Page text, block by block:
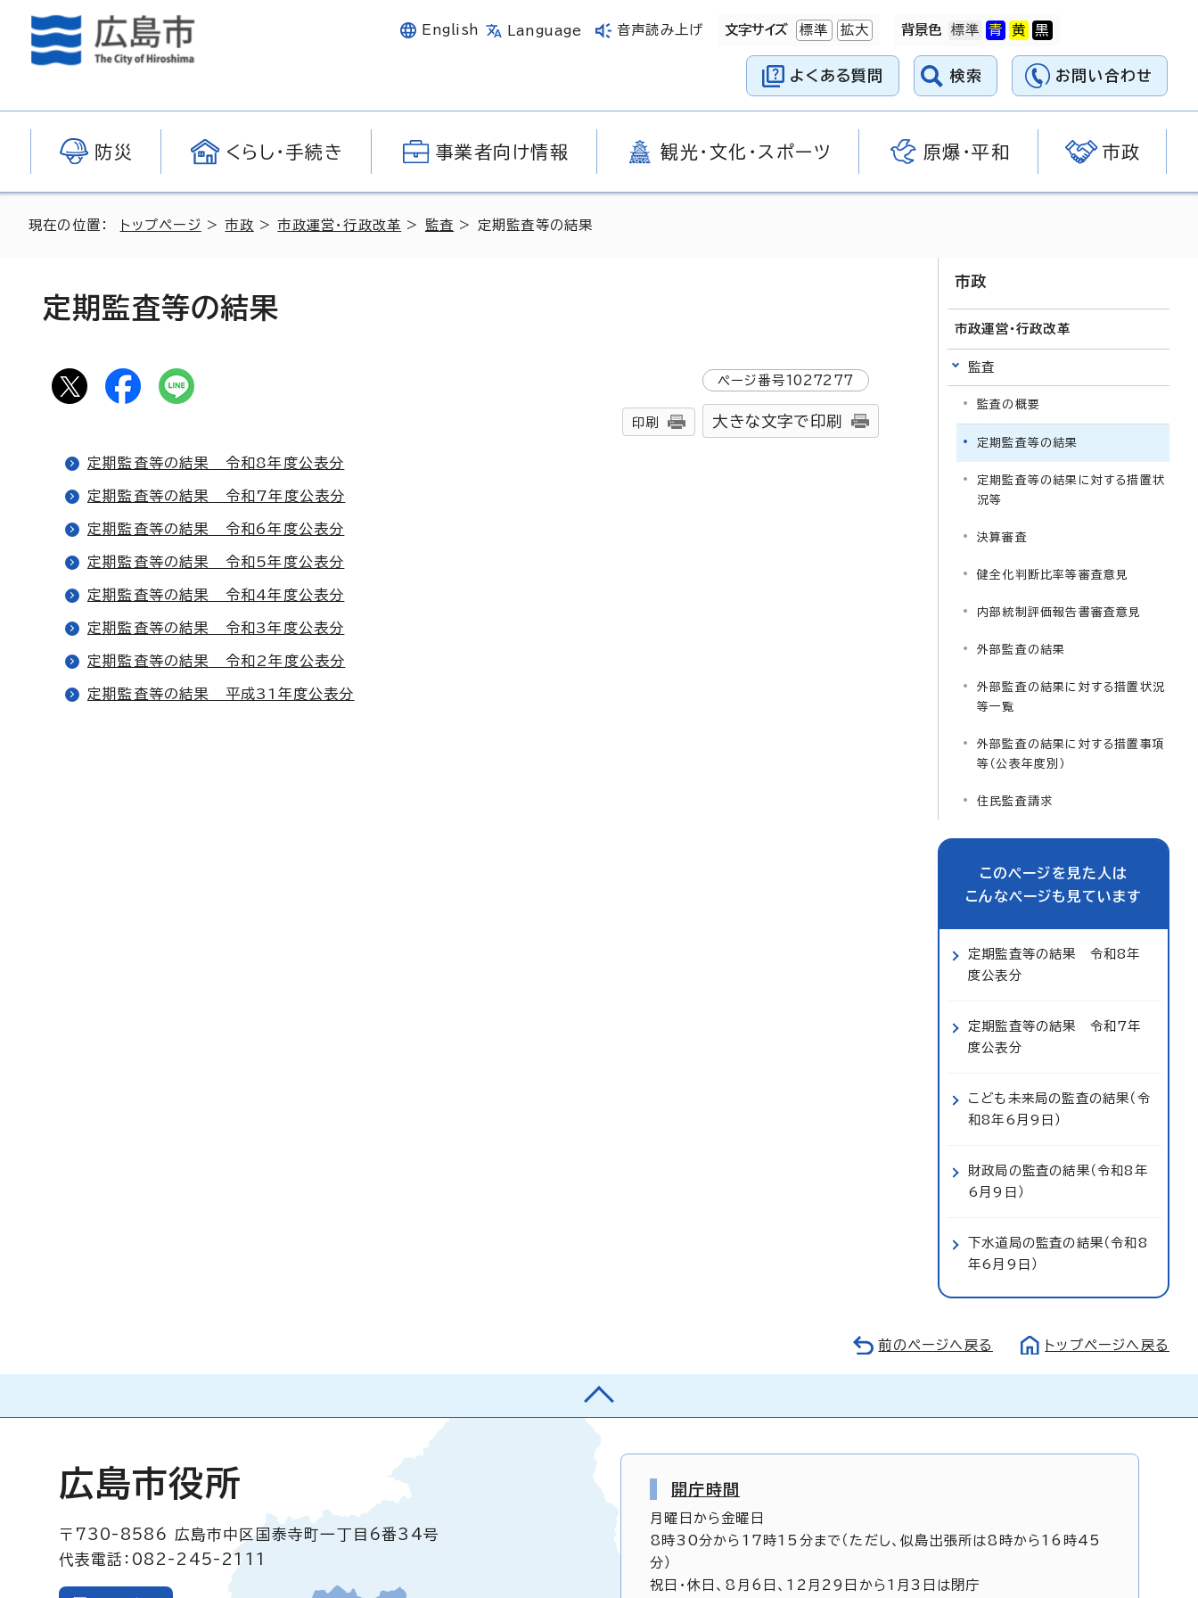
English Language 音声読み上げ 文字サイズ 標準 拡大 背景色
よくある質問 検索 お問い合わせ
防災 くらし・手続き 事業者向け情報 観光・文化・スポーツ 原爆・平和 市政
現在の位置： トップページ >市政 >市政運営・行政改革 > 監査 > 定期監査等の結果
定期監査等の結果
ページ番号1027277
印刷 大きな文字で印刷
定期監査等の結果 令和8年度公表分
定期監査等の結果 令和7年度公表分
定期監査等の結果 令和6年度公表分
定期監査等の結果 令和5年度公表分
定期監査等の結果 令和4年度公表分
定期監査等の結果 令和3年度公表分
定期監査等の結果 令和2年度公表分
定期監査等の結果 平成31年度公表分
市政
市政運営・行政改革
監査
監査の概要
定期監査等の結果
定期監査等の結果に対する措置状
況等
決算審査
健全化判断比率等審査意見
内部統制評価報告書審査意見
外部監査の結果
外部監査の結果に対する措置状況
等一覧
外部監査の結果に対する措置事項
等（公表年度別）
住民監査請求
このページを見た人は
こんなページも見ています
定期監査等の結果 令和8年
度公表分
定期監査等の結果 令和7年
度公表分
こども未来局の監査の結果（令
和8年6月9日）
財政局の監査の結果（令和8年
6月9日）
下水道局の監査の結果（令和8
年6月9日）
前のページへ戻る トップページへ戻る
広島市役所
〒730-8586
広島市中区国泰寺町一丁目6番34号
代表電話：082-245-2111
開庁時間
月曜日から金曜日
8時30分から17時15分まで（ただし、似島出張所は8時から16時45
分）
祝日・休日、8月6日、12月29日から1月3日は閉庁